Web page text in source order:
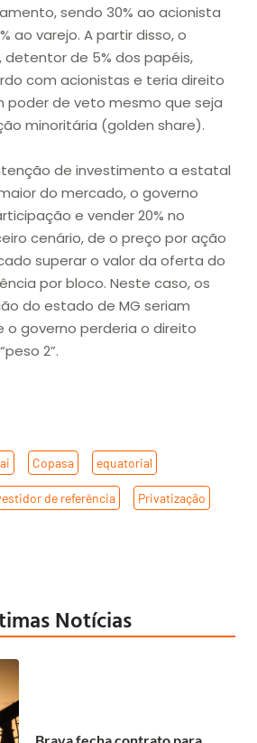
sendo 30% ao acionista
ao varejo. A partir disso, o
de 5% dos papéis,
com acionistas e teria direito
poder de veto mesmo que seja
minoritária (golden share).
de investimento a estatal
do mercado, o governo
e vender 20% no
cenário, de o preço por ação
superar o valor da oferta do
por bloco. Neste caso, os
do estado de MG seriam
o governo perderia o direito
2”.
Copasa equatorial
de referência Privatização
Notícias
Brava fecha contrato para